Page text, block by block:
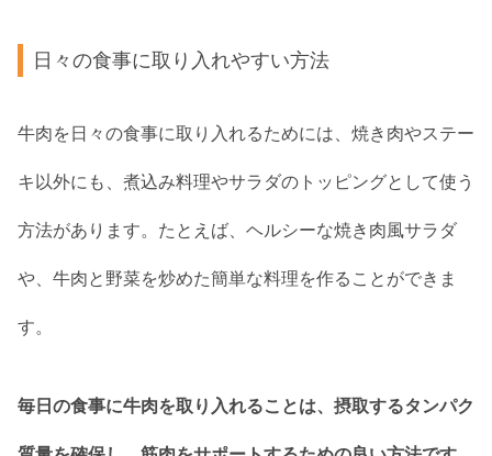
日々の食事に取り入れやすい方法
牛肉を日々の食事に取り入れるためには、焼き肉やステー
キ以外にも、煮込み料理やサラダのトッピングとして使う
方法があります。たとえば、ヘルシーな焼き肉風サラダ
や、牛肉と野菜を炒めた簡単な料理を作ることができま
す。
毎日の食事に牛肉を取り入れることは、摂取するタンパク